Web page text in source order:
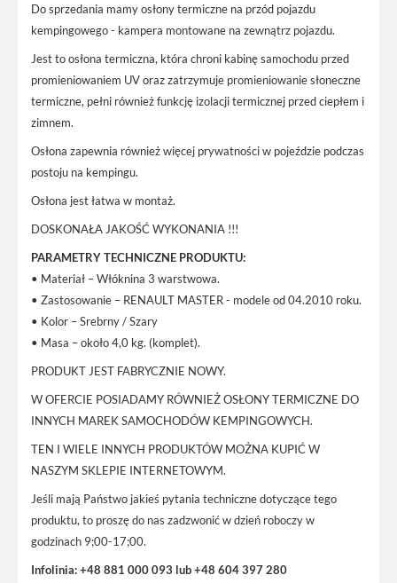
Do sprzedania mamy osłony termiczne na przód pojazdu
kempingowego - kampera montowane na zewnątrz pojazdu.
Jest to osłona termiczna, która chroni kabinę samochodu przed
promieniowaniem UV oraz zatrzymuje promieniowanie słoneczne
termiczne, pełni również funkcję izolacji termicznej przed ciepłem i
zimnem.
Osłona zapewnia również więcej prywatności w pojeździe podczas
postoju na kempingu.
Osłona jest łatwa w montaż.
DOSKONAŁA JAKOŚĆ WYKONANIA !!!
PARAMETRY TECHNICZNE PRODUKTU:
• Materiał – Włóknina 3 warstwowa.
• Zastosowanie – RENAULT MASTER - modele od 04.2010 roku.
• Kolor – Srebrny / Szary
• Masa – około 4,0 kg. (komplet).
PRODUKT JEST FABRYCZNIE NOWY.
W OFERCIE POSIADAMY RÓWNIEŻ OSŁONY TERMICZNE DO
INNYCH MAREK SAMOCHODÓW KEMPINGOWYCH.
TEN I WIELE INNYCH PRODUKTÓW MOŻNA KUPIĆ W
NASZYM SKLEPIE INTERNETOWYM.
Jeśli mają Państwo jakieś pytania techniczne dotyczące tego
produktu, to proszę do nas zadzwonić w dzień roboczy w
godzinach 9;00-17;00.
Infolinia: +48 881 000 093 lub +48 604 397 280